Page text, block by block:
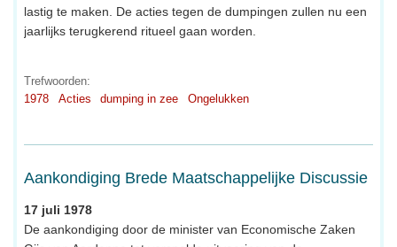
lastig te maken. De acties tegen de dumpingen zullen nu een
jaarlijks terugkerend ritueel gaan worden.
Trefwoorden:
1978
Acties dumping in zee Ongelukken
Aankondiging Brede Maatschappelijke Discussie
17 juli 1978
De aankondiging door de minister van Economische Zaken